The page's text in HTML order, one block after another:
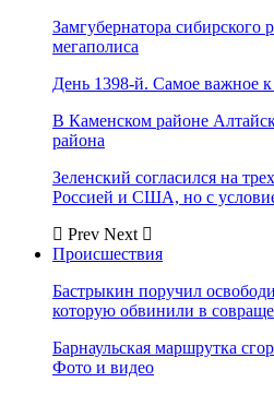
Замгубернатора сибирского
мегаполиса
День 1398-й. Самое важное к
В Каменском районе
района
Зеленский согласился на
Россией и США, но с
Prev Next
Происшествия
Бастрыкин поручил
которую обвинили в
Барнаульская маршрутка
Фото и видео